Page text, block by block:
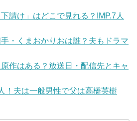
請け」はどこで見れる？IMP.7人
・くまおかりおは誰？夫もドラマ
作はある？放送日・配信先とキャ
！夫は一般男性で父は高橋英樹